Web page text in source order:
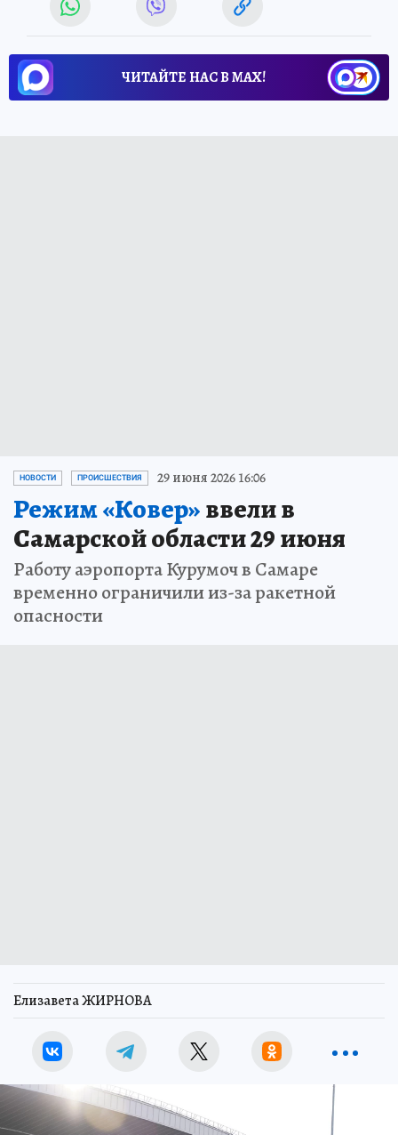
ЧИТАЙТЕ НАС В МАХ!
НОВОСТИ ПРОИСШЕСТВИЯ 29 июня 2026 16:06
Режим «Ковер»ввели в
Самарской области 29 июня
Работу аэропорта Курумоч в Самаре
временно ограничили из-за ракетной
опасности
Елизавета ЖИРНОВА